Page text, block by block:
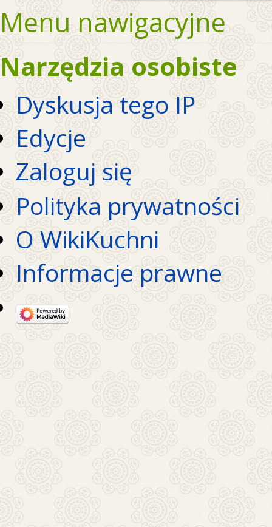
Menu nawigacyjne
Narzędzia osobiste
Dyskusja tego IP
Edycje
Zaloguj się
Polityka prywatności
O WikiKuchni
Informacje prawne